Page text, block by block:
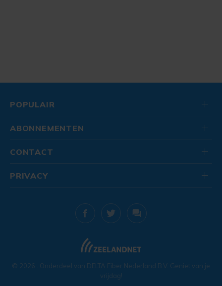
POPULAIR
ABONNEMENTEN
CONTACT
© 2026 . Onderdeel van DELTA Fiber Nederland B.V. Geniet van je
vrijdag!
PRIVACY